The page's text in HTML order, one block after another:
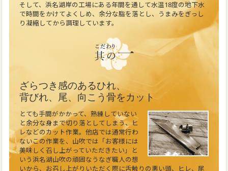
そして、浜名湖岸の工場にある年間を通して水温18度の地下水
で時間をかけてよくしめ、余分な脂を落とし、うまみをぎっし
り凝縮してから調理しています。
ざらつき感のあるひれ、
背びれ、尾、向こう骨をカット
とても手間がかかって、熟練していない
と余分な身まで切り落としてしまう、ヒ
レなどのカット作業。他店では通常行わ
ないこの作業を、山吹では「お客様には
美味しく召し上がっていただきたい」と
いう浜名湖山吹の頑固なうなぎ職人の想
いから、お召し上がりいただく際に舌触りの悪い頭、ヒレ、尾